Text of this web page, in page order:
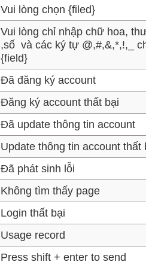
Vui lòng chọn {filed}
Vui lòng chỉ nhập chữ hoa,
,số và các ký tự @,#,&,*,!,_
{field}
Đã đăng ký account
Đăng ký account thất bại
Đã update thông tin account
Update thông tin account thất
Đã phát sinh lỗi
Không tìm thấy page
Login thất bại
Usage record
Press shift + enter to send